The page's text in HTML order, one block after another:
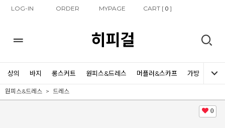
LOG-IN ORDER MYPAGE CART [0 ]
히피걸
상의 바지 롱스커트 원피스&드레스 머플러&스카프 가방 신발
원피스&드레스 드레스
0